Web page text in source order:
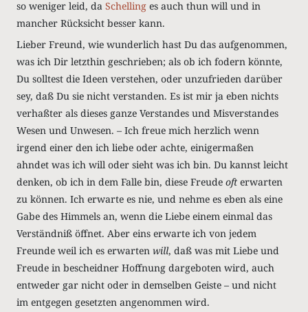
so weniger leid, da Schelling es auch thun will und in
mancher Rücksicht besser kann.
Lieber Freund, wie wunderlich hast Du das aufgenommen,
was ich Dir letzthin geschrieben; als ob ich fodern könnte,
Du solltest die Ideen verstehen, oder unzufrieden darüber
sey, daß Du sie nicht verstanden. Es ist mir ja eben nichts
verhaßter als dieses ganze Verstandes und Misverstandes
Wesen und Unwesen. – Ich freue mich herzlich wenn
irgend einer den ich liebe oder achte, einigermaßen
ahndet was ich will oder sieht was ich bin. Du kannst leicht
denken, ob ich in dem Falle bin, diese Freude oft erwarten
zu können. Ich erwarte es nie, und nehme es eben als eine
Gabe des Himmels an, wenn die Liebe einem einmal das
Verständniß öffnet. Aber eins erwarte ich von jedem
Freunde weil ich es erwarten will, daß was mit Liebe und
Freude in bescheidner Hoffnung dargeboten wird, auch
entweder gar nicht oder in demselben Geiste – und nicht
im entgegen gesetzten angenommen wird.